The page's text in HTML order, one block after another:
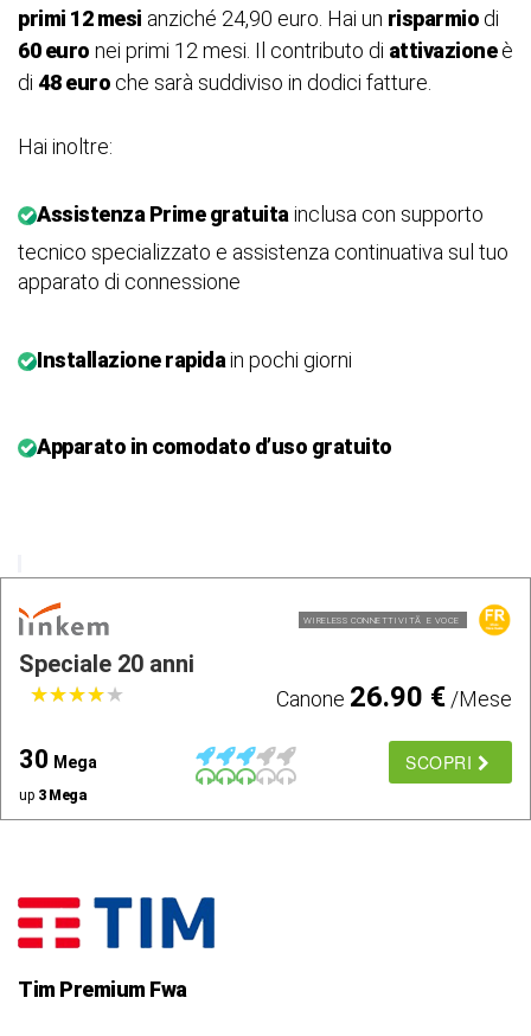
primi 12 mesi anziché 24,90 euro. Hai un risparmio di
60 euro nei primi 12 mesi. Il contributo di attivazioneè
di 48 euro che sarà suddiviso in dodici fatture.
Hai inoltre:
Assistenza Prime gratuita inclusa con supporto
tecnico specializzato e assistenza continuativa sul tuo
apparato di connessione
Installazione rapidain pochi giorni
Apparato in comodato d’uso gratuito
WIRELESS CONNETTIVITÃ E VOCE
Speciale 20 anni
★★★★★
★★★★★ Canone 26.90 €/Mese
30 Mega
up 3 Mega
SCOPRI
Tim Premium Fwa